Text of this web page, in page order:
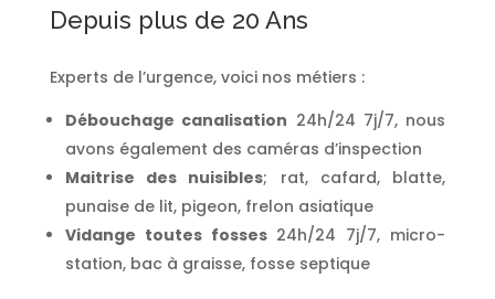
Depuis plus de 20 Ans
Experts de l’urgence, voici nos métiers :
Débouchage canalisation 24h/24 7j/7, nous
avons également des caméras d’inspection
Maitrise des nuisibles; rat, cafard, blatte,
punaise de lit, pigeon, frelon asiatique
Vidange toutes fosses24h/24 7j/7, micro-
station, bac à graisse, fosse septique